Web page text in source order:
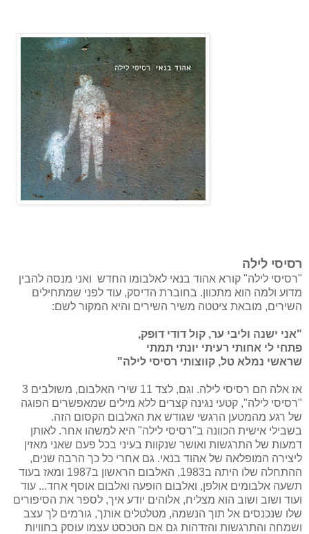
רסיסי לילה
"רסיסי לילה" קורא אהוד בנאי לאלבומו החדש ואני מנסה להבין
מדוע ולמה הוא מתכוון. בחוברת הדיסק, עוד לפני שמתחילים
השירים, מובאת ציטטה משיר השירים והיא המקור לשם:
"אני ישנה וליבי ער, קול דודי דופק,
פתחי לי אחותי רעיתי יונתי תמתי
שראשי נמלא טל, קווצותי רסיסי לילה"
אז אלה הם רסיסי לילה. וגם, לצד 11 שירי האלבום, משולבים 3
"רסיסי לילה", קטעי נגינה קצרים ללא מילים שמאפשרים הפוגה
של רגע מהמטען הרגשי שגודש את האלבום הקסום הזה.
בשבילי אישית הכוונה ב"רסיסי לילה" היא למשהו אחר. לאותן
דמעות של התרגשות ואושר שנקוות בעיני בכל פעם שאני מאזין
ליצירה המופלאה של אהוד בנאי. גם אחרי כל כך הרבה שנים,
ההתחלה שלו היתה ב1983, האלבום הראשון ב1987 ומאז בעוד
תשעה אלבומים אולפן, ואלבום הופעה ואלבום אוסף אחד... עוד
ועוד ושוב ושוב הוא מצליח, אלוהים יודע איך, לספר את הסיפורים
שלו שנכנסים אל תוך הנשמה, מטלטלים אותך, גורמים לך עצב
ושמחה והתרגשות והזדהות גם אם הטכסט עצמו עוסק בחוויות